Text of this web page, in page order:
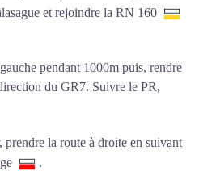
et rejoindre la RN 160
pendant 1000m puis, rendre
du GR7. Suivre le PR,
la route à droite en suivant
.